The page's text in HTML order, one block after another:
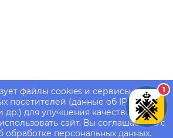
файлы cookies и сервисы сбора
посетителей (данные об IP-адресе,
для улучшения качества работы
сайт, Вы соглашаетесь с
персональных данных.
1